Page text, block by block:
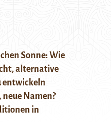
Sonne: Wie
alternative
entwickeln
Namen?
in